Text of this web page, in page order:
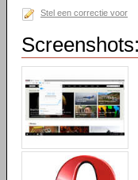
Stel een correctie voor
Screenshots: